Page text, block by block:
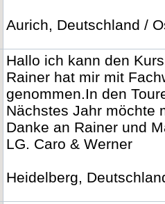
Aurich, Deutschland /
Hallo ich kann den
Rainer hat mir mit
genommen.In den
Nächstes Jahr möchte
Danke an Rainer und
LG. Caro & Werner
Heidelberg,